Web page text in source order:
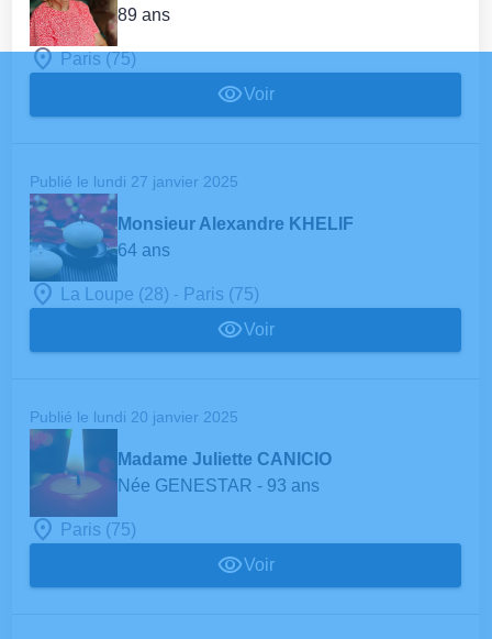
89 ans
Paris (75)
Voir
Publié le lundi 27 janvier 2025
Monsieur Alexandre KHELIF
64 ans
La Loupe (28) - Paris (75)
Voir
Publié le lundi 20 janvier 2025
Madame Juliette CANICIO
Née GENESTAR - 93 ans
Paris (75)
Voir